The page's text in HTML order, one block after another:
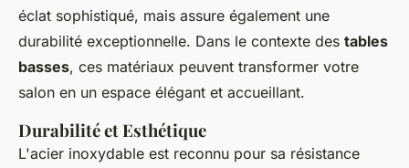
éclat sophistiqué, mais assure également une
durabilité exceptionnelle. Dans le contexte des tables
basses, ces matériaux peuvent transformer votre
salon en un espace élégant et accueillant.
Durabilité et Esthétique
L'acier inoxydable est reconnu pour sa résistance